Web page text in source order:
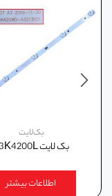
بک‌لایت
بک لايت 43K4200L
اطلاعات بیشتر